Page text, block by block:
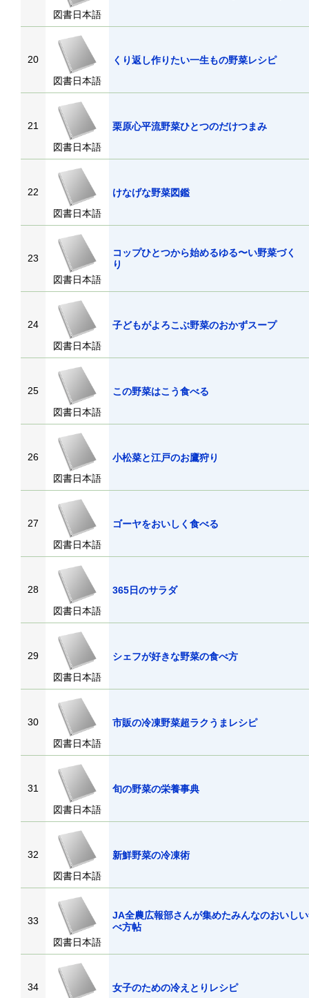
図書日本語
20
図書日本語
くり返し作りたい一生もの野菜レシピ
21
図書日本語
栗原心平流野菜ひとつのだけつまみ
22
図書日本語
けなげな野菜図鑑
23
図書日本語
コップひとつから始めるゆる〜い野菜づく
り
24
図書日本語
子どもがよろこぶ野菜のおかずスープ
25
図書日本語
この野菜はこう食べる
26
図書日本語
小松菜と江戸のお鷹狩り
27
図書日本語
ゴーヤをおいしく食べる
28
図書日本語
365日のサラダ
29
図書日本語
シェフが好きな野菜の食べ方
30
図書日本語
市販の冷凍野菜超ラクうまレシピ
31
図書日本語
旬の野菜の栄養事典
32
図書日本語
新鮮野菜の冷凍術
33
図書日本語
JA全農広報部さんが集めたみんなのおいし
べ方帖
34 女子のための冷えとりレシピ